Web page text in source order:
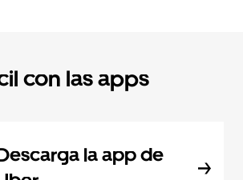
con las apps
la app de